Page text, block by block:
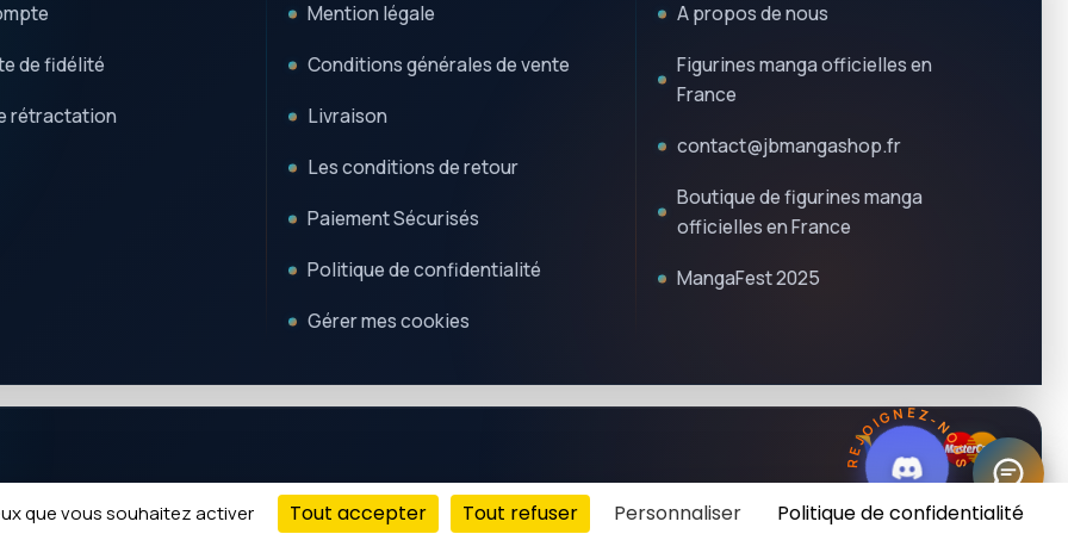
REJOIGNEZ-NOUS
de fidélité
rétractation
Mention légale
Conditions générales de vente
Livraison
Les conditions de retour
Paiement Sécurisés
Politique de confidentialité
Gérer mes cookies
A propos de nous
Figurines manga officielles en
France
contact@jbmangashop.fr
Boutique de figurines manga
officielles en France
MangaFest 2025
que vous souhaitez activer Tout accepter Tout refuser Personnaliser Politique de confidentialité